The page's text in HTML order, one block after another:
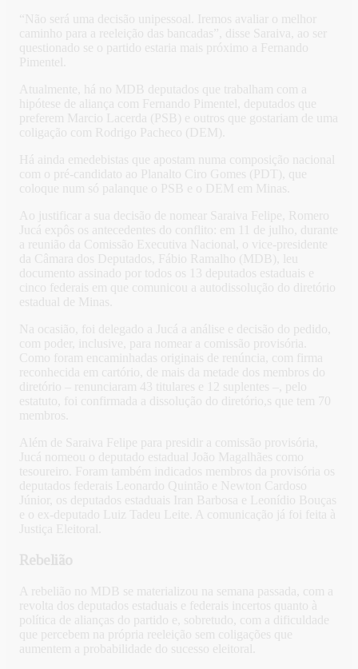
“Não será uma decisão unipessoal. Iremos avaliar o melhor
caminho para a reeleição das bancadas”, disse Saraiva, ao ser
questionado se o partido estaria mais próximo a Fernando
Pimentel.
Atualmente, há no MDB deputados que trabalham com a
hipótese de aliança com Fernando Pimentel, deputados que
preferem Marcio Lacerda (PSB) e outros que gostariam de uma
coligação com Rodrigo Pacheco (DEM).
Há ainda emedebistas que apostam numa composição nacional
com o pré-candidato ao Planalto Ciro Gomes (PDT), que
coloque num só palanque o PSB e o DEM em Minas.
Ao justificar a sua decisão de nomear Saraiva Felipe, Romero
Jucá expôs os antecedentes do conflito: em 11 de julho, durante
a reunião da Comissão Executiva Nacional, o vice-presidente
da Câmara dos Deputados, Fábio Ramalho (MDB), leu
documento assinado por todos os 13 deputados estaduais e
cinco federais em que comunicou a autodissolução do diretório
estadual de Minas.
Na ocasião, foi delegado a Jucá a análise e decisão do pedido,
com poder, inclusive, para nomear a comissão provisória.
Como foram encaminhadas originais de renúncia, com firma
reconhecida em cartório, de mais da metade dos membros do
diretório – renunciaram 43 titulares e 12 suplentes –, pelo
estatuto, foi confirmada a dissolução do diretório,s que tem 70
membros.
Além de Saraiva Felipe para presidir a comissão provisória,
Jucá nomeou o deputado estadual João Magalhães como
tesoureiro. Foram também indicados membros da provisória os
deputados federais Leonardo Quintão e Newton Cardoso
Júnior, os deputados estaduais Iran Barbosa e Leonídio Bouças
e o ex-deputado Luiz Tadeu Leite. A comunicação já foi feita à
Justiça Eleitoral.
Rebelião
A rebelião no MDB se materializou na semana passada, com a
revolta dos deputados estaduais e federais incertos quanto à
política de alianças do partido e, sobretudo, com a dificuldade
que percebem na própria reeleição sem coligações que
aumentem a probabilidade do sucesso eleitoral.